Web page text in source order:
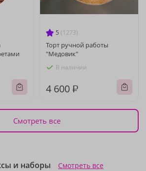
5 (1273)
Торт ручной работы
"Медовик"
В наличии
4 600 ₽
Смотреть все
и наборы Смотреть все